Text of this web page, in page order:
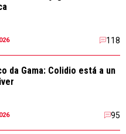
118
da Gama: Colidio está a un
95